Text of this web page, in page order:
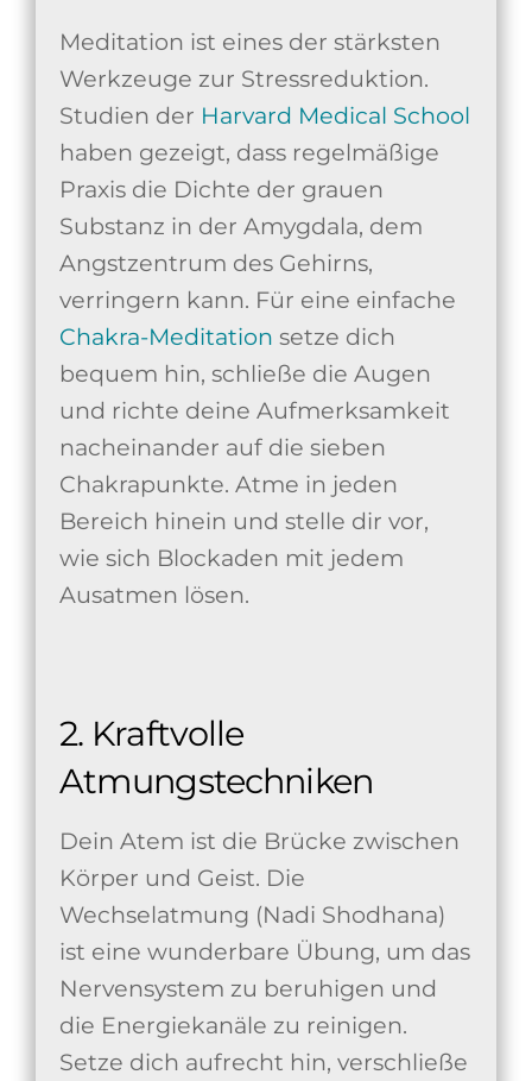
Meditation ist eines der stärksten
Werkzeuge zur Stressreduktion.
Studien der Harvard Medical School
haben gezeigt, dass regelmäßige
Praxis die Dichte der grauen
Substanz in der Amygdala, dem
Angstzentrum des Gehirns,
verringern kann. Für eine einfache
Chakra-Meditation setze dich
bequem hin, schließe die Augen
und richte deine Aufmerksamkeit
nacheinander auf die sieben
Chakrapunkte. Atme in jeden
Bereich hinein und stelle dir vor,
wie sich Blockaden mit jedem
Ausatmen lösen.
2. Kraftvolle
Atmungstechniken
Dein Atem ist die Brücke zwischen
Körper und Geist. Die
Wechselatmung (Nadi Shodhana)
ist eine wunderbare Übung, um das
Nervensystem zu beruhigen und
die Energiekanäle zu reinigen.
Setze dich aufrecht hin, verschließe